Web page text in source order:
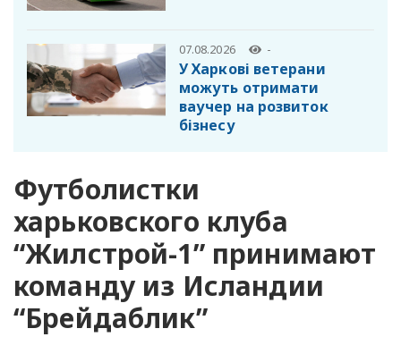
07.08.2026 -
У Харкові ветерани
можуть отримати
ваучер на розвиток
бізнесу
Футболистки
харьковского клуба
“Жилстрой-1” принимают
команду из Исландии
“Брейдаблик”